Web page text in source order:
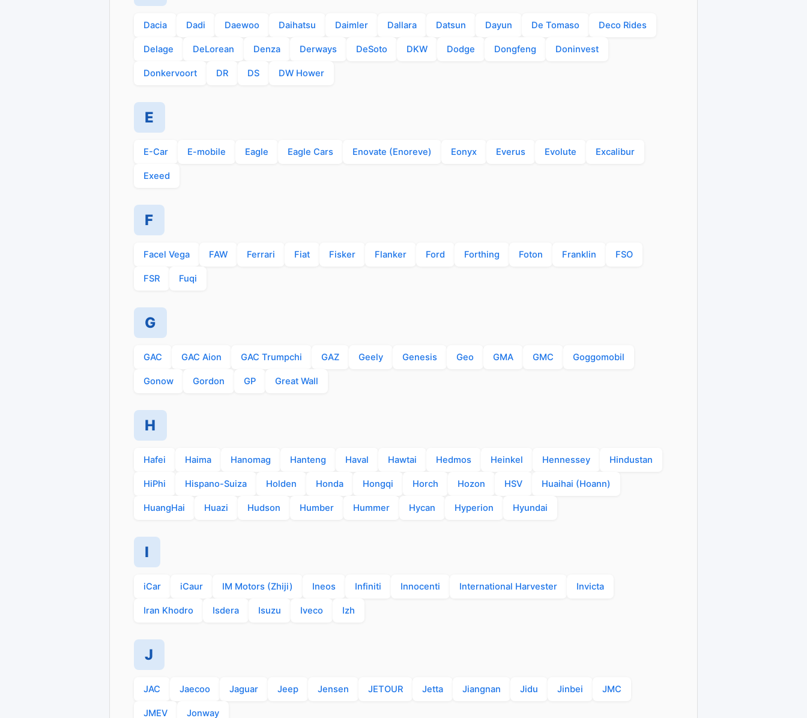
Dacia Dadi Daewoo Daihatsu Daimler Dallara Datsun Dayun De Tomaso Deco Rides
Delage DeLorean Denza Derways DeSoto DKW Dodge Dongfeng Doninvest
Donkervoort DR DS DW Hower
E
E-Car E-mobile Eagle Eagle Cars Enovate (Enoreve) Eonyx Everus Evolute Excalibur
Exeed
F
Facel Vega FAW Ferrari Fiat Fisker Flanker Ford Forthing Foton Franklin FSO
FSR Fuqi
G
GAC GAC Aion GAC Trumpchi GAZ Geely Genesis Geo GMA GMC Goggomobil
Gonow Gordon GP Great Wall
H
Hafei Haima Hanomag Hanteng Haval Hawtai Hedmos Heinkel Hennessey Hindustan
HiPhi Hispano-Suiza Holden Honda Hongqi Horch Hozon HSV Huaihai (Hoann)
HuangHai Huazi Hudson Humber Hummer Hycan Hyperion Hyundai
I
iCar iCaur IM Motors (Zhiji) Ineos Infiniti Innocenti International Harvester Invicta
Iran Khodro Isdera Isuzu Iveco Izh
J
JAC Jaecoo Jaguar Jeep Jensen JETOUR Jetta Jiangnan Jidu Jinbei JMC
JMEV Jonway